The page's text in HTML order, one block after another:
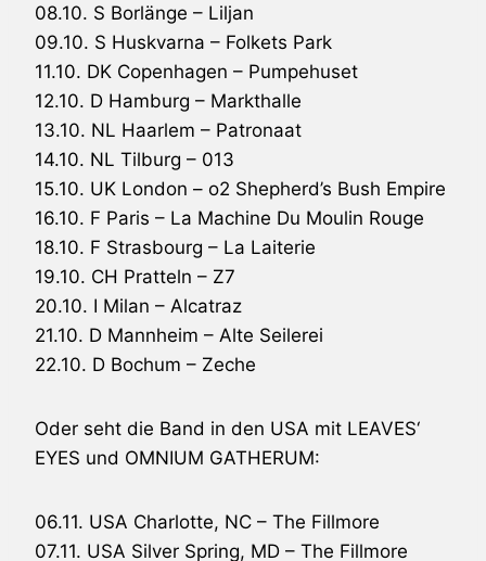
08.10. S Borlänge – Liljan
09.10. S Huskvarna – Folkets Park
11.10. DK Copenhagen – Pumpehuset
12.10. D Hamburg – Markthalle
13.10. NL Haarlem – Patronaat
14.10. NL Tilburg – 013
15.10. UK London – o2 Shepherd’s Bush Empire
16.10. F Paris – La Machine Du Moulin Rouge
18.10. F Strasbourg – La Laiterie
19.10. CH Pratteln – Z7
20.10. I Milan – Alcatraz
21.10. D Mannheim – Alte Seilerei
22.10. D Bochum – Zeche
Oder seht die Band in den USA mit LEAVES‘
EYES und OMNIUM GATHERUM:
06.11. USA Charlotte, NC – The Fillmore
07.11. USA Silver Spring, MD – The Fillmore